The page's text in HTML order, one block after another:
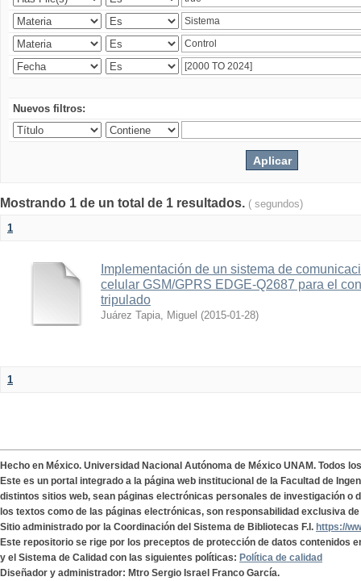
Nuevos filtros:
Mostrando 1 de un total de 1 resultados. ( segundos)
1
Implementación de un sistema de
celular GSM/GPRS EDGE-Q2687 para el
tripulado
Juárez Tapia, Miguel (2015-01-28)
1
Hecho en México. Universidad Nacional Autónoma de México UNAM. Todos
Este es un portal integrado a la página web institucional de la Facultad de
distintos sitios web, sean páginas electrónicas personales de investigación o
los textos como de las páginas electrónicas, son responsabilidad exclusiva
Sitio administrado por la Coordinación del Sistema de Bibliotecas F.I. https://
Este repositorio se rige por los preceptos de protección de datos contenidos
y el Sistema de Calidad con las siguientes políticas: Política de calidad
Diseñador y administrador: Mtro Sergio Israel Franco García.